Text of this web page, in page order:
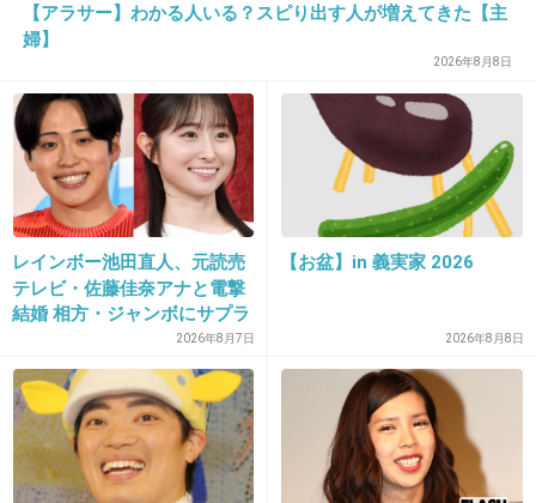
32. 匿名
ジェットコースターの悲鳴のリアクションが大げさな人必
ずいる。（若い子）
本当に怖い時って声出ないの知ってる？
+33 -24
33. 匿名 2013/11/26(火) 21:52:55
31
私、大人だけどメリーゴーランドは外せない。
+28
34. 匿名 2013/11/26(火) 21:53:40
【アラサー】わかる人いる？スピり出す人が増えてきた【主
婦】
2026年8月8日
レインボー池田直人、元読売
テレビ・佐藤佳奈アナと電撃
結婚 相方・ジャンボにサプラ
2026年8月7日
【お盆】in 義実家 2026
2026年8月8日